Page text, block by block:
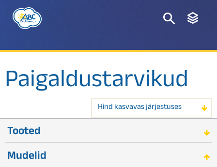
Paigaldustarvikud
Hind kasvavas järjestuses
Tooted
Mudelid